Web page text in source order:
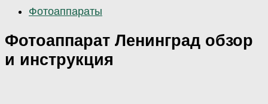
Фотоаппараты
Фотоаппарат Ленинград обзор
и инструкция